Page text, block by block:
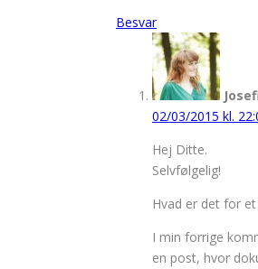
Besvar
02/03/2015 kl.
Hej Ditte.
Selvfølgelig!
Hvad er det for
I min forrige
en post, hvor